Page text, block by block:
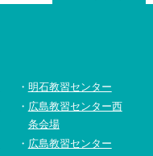
明石教習センター
広島教習センター西
条会場
広島教習センター